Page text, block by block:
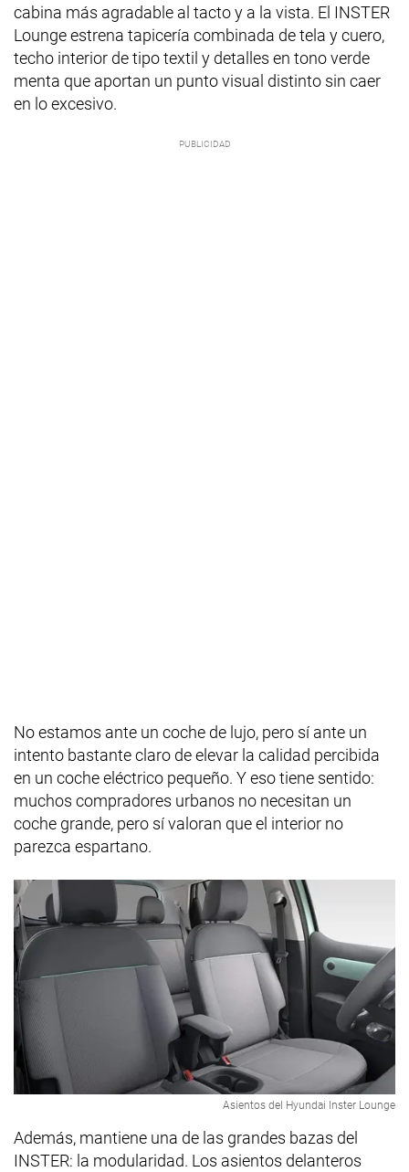
cabina más agradable al tacto y a la vista. El INSTER
Lounge estrena tapicería combinada de tela y cuero,
techo interior de tipo textil y detalles en tono verde
menta que aportan un punto visual distinto sin caer
en lo excesivo.
No estamos ante un coche de lujo, pero sí ante un
intento bastante claro de elevar la calidad percibida
en un coche eléctrico pequeño. Y eso tiene sentido:
muchos compradores urbanos no necesitan un
coche grande, pero sí valoran que el interior no
parezca espartano.
Asientos del Hyundai Inster Lounge
Además, mantiene una de las grandes bazas del
INSTER: la modularidad. Los asientos delanteros